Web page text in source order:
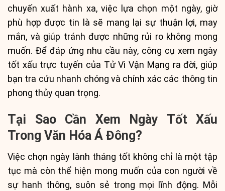
chuyến xuất hành xa, việc lựa chọn một ngày, giờ
phù hợp được tin là sẽ mang lại sự thuận lợi, may
mắn, và giúp tránh được những rủi ro không mong
muốn. Để đáp ứng nhu cầu này, công cụ xem ngày
tốt xấu trực tuyến của Tử Vi Vận Mạng ra đời, giúp
bạn tra cứu nhanh chóng và chính xác các thông tin
phong thủy quan trọng.
Tại Sao Cần Xem Ngày Tốt Xấu
Trong Văn Hóa Á Đông?
Việc chọn ngày lành tháng tốt không chỉ là một tập
tục mà còn thể hiện mong muốn của con người về
sự hanh thông, suôn sẻ trong mọi lĩnh động. Mỗi